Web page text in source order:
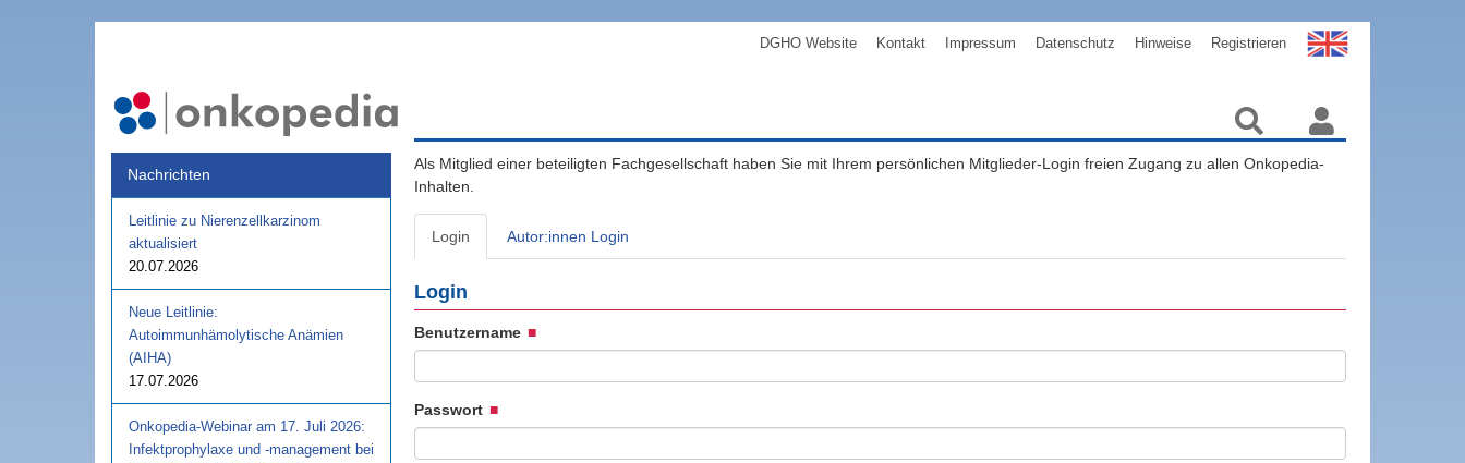
DGHO Website Kontakt Impressum Datenschutz Hinweise Registrieren
Nachrichten
Leitlinie zu Nierenzellkarzinom
aktualisiert
20.07.2026
Neue Leitlinie:
Autoimmunhämolytische Anämien
(AIHA)
17.07.2026
Onkopedia-Webinar am 17. Juli 2026:
Infektprophylaxe und -management bei
Als Mitglied einer beteiligten Fachgesellschaft haben Sie mit Ihrem persönlichen Mitglieder-Login freien Zugang zu allen Onkopedia-
Inhalten.
Login Autor:innen Login
Login
Benutzername
Passwort